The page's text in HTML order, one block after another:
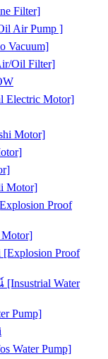
Filter]
Air Pump ]
Vacuum]
Oil Filter]
Motor]
Motor]
Motor]
Proof
Proof
Water
Pump]
Water Pump]